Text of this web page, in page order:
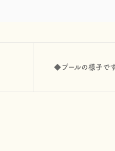
◆プールの様子で